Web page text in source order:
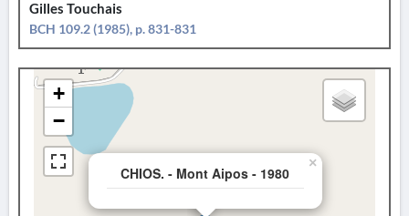
Gilles Touchais
BCH 109.2 (1985), p. 831-831
CHIOS. - Mont Aipos - 1980
×
+
−